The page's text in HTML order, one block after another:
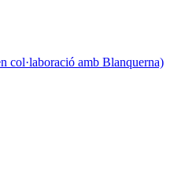
col·laboració amb Blanquerna)